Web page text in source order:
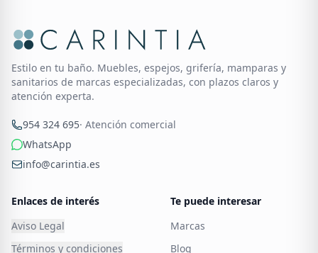
Estilo en tu baño. Muebles, espejos, grifería, mamparas y
sanitarios de marcas especializadas, con plazos claros y
atención experta.
954 324 695· Atención comercial
WhatsApp
info@carintia.es
Enlaces de interés
Aviso Legal
Términos y condiciones
Te puede interesar
Marcas
Blog